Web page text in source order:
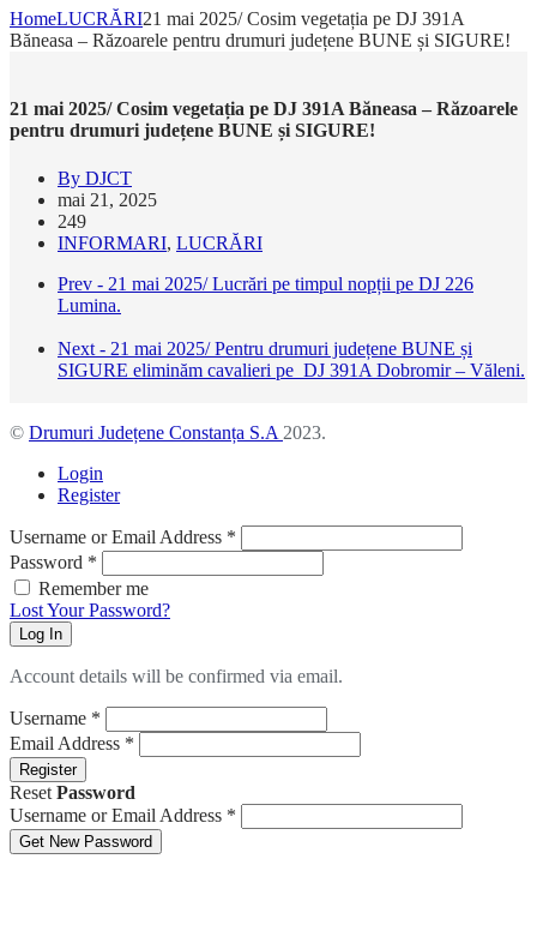
HomeLUCRĂRI21 mai 2025/ Cosim vegetația pe DJ 391A
Băneasa – Răzoarele pentru drumuri județene BUNE și SIGURE!
21 mai 2025/ Cosim vegetația pe DJ 391A Băneasa – Răzoarele
pentru drumuri județene BUNE și SIGURE!
By DJCT
mai 21, 2025
249
INFORMARI, LUCRĂRI
Prev - 21 mai 2025/ Lucrări pe timpul nopții pe DJ 226
Lumina.
Next - 21 mai 2025/ Pentru drumuri județene BUNE și
SIGURE eliminăm cavalieri pe DJ 391A Dobromir – Văleni.
© Drumuri Județene Constanța S.A 2023.
Login
Register
Username or Email Address *
Password *
Remember me
Lost Your Password?
Log In
Account details will be confirmed via email.
Username *
Email Address *
Register
Reset Password
Username or Email Address *
Get New Password